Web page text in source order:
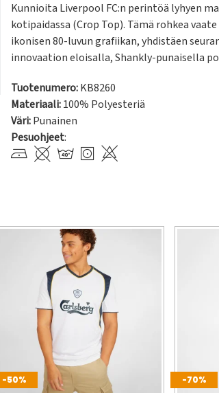
Kunnioita Liverpool FC:n perintöä lyhyen
kotipaidassa (Crop Top). Tämä rohkea
ikonisen 80-luvun grafiikan, yhdistäen
innovaation eloisalla, Shankly-punaisella
Tuotenumero:KB8260
Materiaali:100% Polyesteriä
Väri:Punainen
Pesuohjeet:
-50% -70%